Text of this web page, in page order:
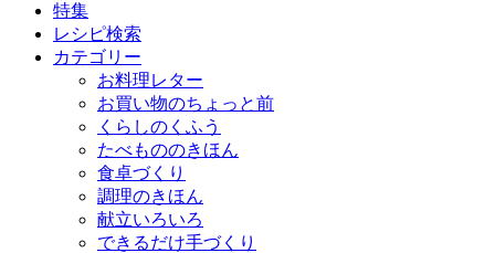
特集
レシピ検索
カテゴリー
お料理レター
お買い物のちょっと前
くらしのくふう
たべもののきほん
食卓づくり
調理のきほん
献立いろいろ
できるだけ手づくり